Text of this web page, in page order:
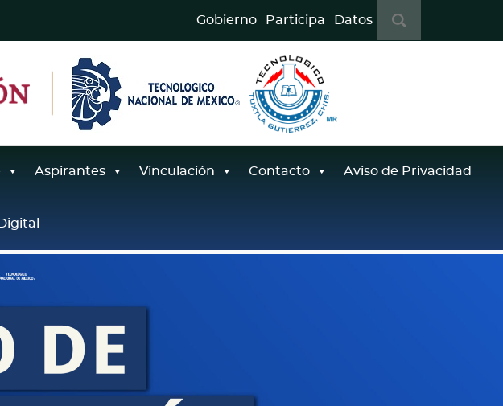
Gobierno Participa Datos
s
Aspirantes Vinculación Contacto Aviso de Privacidad